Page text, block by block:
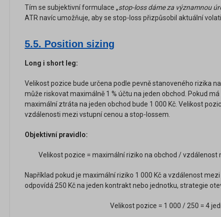
Tím se subjektivní formulace „stop-loss dáme za významnou
ATR navíc umožňuje, aby se stop-loss přizpůsobil aktuální
5.5. Position sizing
Long i short leg:
Velikost pozice bude určena podle pevně stanoveného rizika
může riskovat maximálně 1 % účtu na jeden obchod. Pokud
maximální ztráta na jeden obchod bude 1 000 Kč. Velikost
vzdálenosti mezi vstupní cenou a stop-lossem.
Objektivní pravidlo:
Velikost pozice = maximální riziko na obchod /
Například pokud je maximální riziko 1 000 Kč a vzdálenost
odpovídá 250 Kč na jeden kontrakt nebo jednotku, strategie
Velikost pozice = 1 000 / 250 = 4